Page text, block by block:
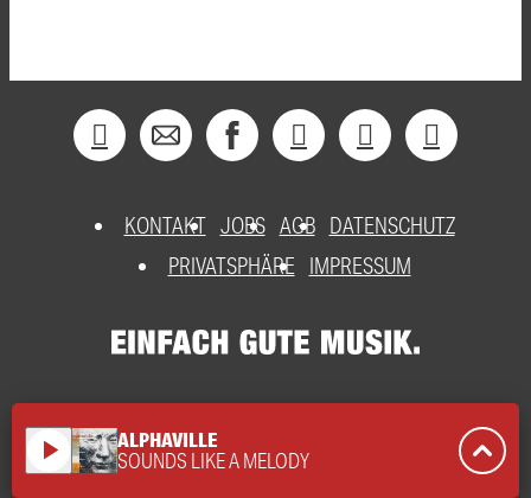
KONTAKT JOBS AGB DATENSCHUTZ
PRIVATSPHÄRE
IMPRESSUM
play_arrow ALPHAVILLE
SOUNDS LIKE A MELODY